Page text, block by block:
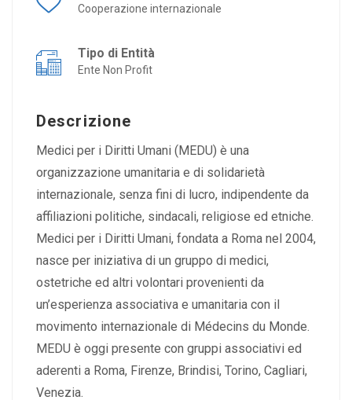
Cooperazione internazionale
Tipo di Entità
Ente Non Profit
Descrizione
Medici per i Diritti Umani (MEDU) è una
organizzazione umanitaria e di solidarietà
internazionale, senza fini di lucro, indipendente da
affiliazioni politiche, sindacali, religiose ed etniche.
Medici per i Diritti Umani, fondata a Roma nel 2004,
nasce per iniziativa di un gruppo di medici,
ostetriche ed altri volontari provenienti da
un’esperienza associativa e umanitaria con il
movimento internazionale di Médecins du Monde.
MEDU è oggi presente con gruppi associativi ed
aderenti a Roma, Firenze, Brindisi, Torino, Cagliari,
Venezia.